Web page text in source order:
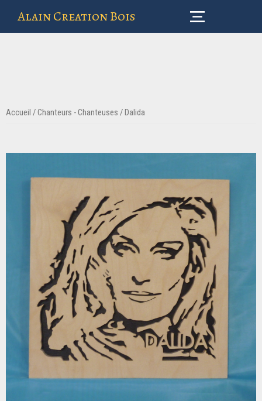
Alain Creation Bois
Accueil /Chanteurs - Chanteuses / Dalida